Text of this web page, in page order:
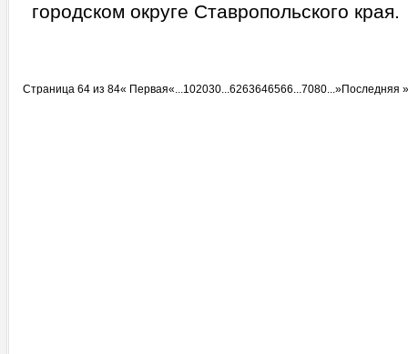
городском округе Ставропольского края.
Страница 64 из 84« Первая«...102030...6263646566...7080...»Последняя »